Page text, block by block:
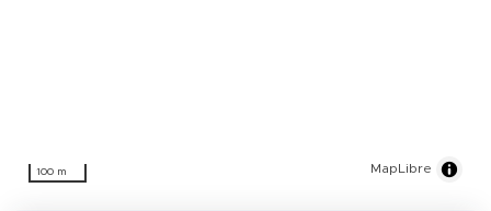
100 m MapLibre